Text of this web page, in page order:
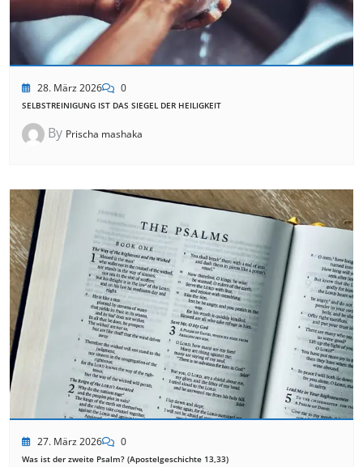
28. März 2026 0
SELBSTREINIGUNG IST DAS SIEGEL DER HEILIGKEIT
By Prischa mashaka
27. März 2026 0
Was ist der zweite Psalm? (Apostelgeschichte 13,33)